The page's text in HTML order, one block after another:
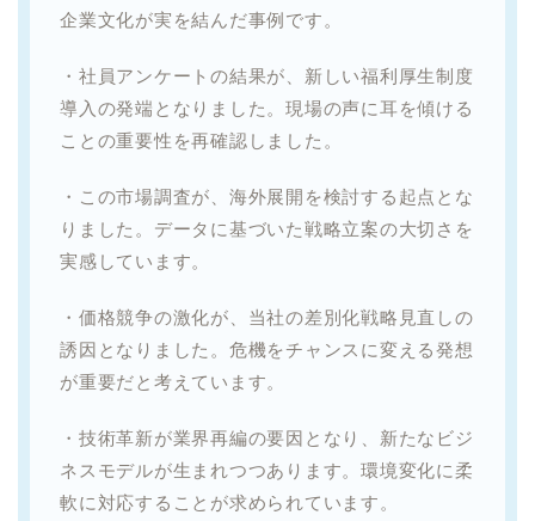
企業文化が実を結んだ事例です。
・社員アンケートの結果が、新しい福利厚生制度
導入の発端となりました。現場の声に耳を傾ける
ことの重要性を再確認しました。
・この市場調査が、海外展開を検討する起点とな
りました。データに基づいた戦略立案の大切さを
実感しています。
・価格競争の激化が、当社の差別化戦略見直しの
誘因となりました。危機をチャンスに変える発想
が重要だと考えています。
・技術革新が業界再編の要因となり、新たなビジ
ネスモデルが生まれつつあります。環境変化に柔
軟に対応することが求められています。